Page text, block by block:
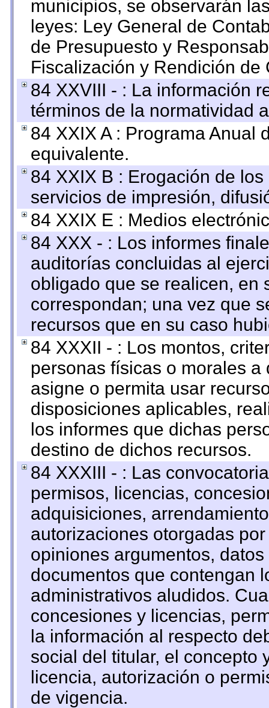
municipios, se observarán
leyes: Ley General de
de Presupuesto y
Fiscalización y Rendición
84 XXVIII - : La información
términos de la normatividad
84 XXIX A : Programa Anual
equivalente.
84 XXIX B : Erogación de
servicios de impresión,
84 XXIX E : Medios
84 XXX - : Los informes
auditorías concluidas al
obligado que se realicen, en
correspondan; una vez que
recursos que en su caso
84 XXXII - : Los montos,
personas físicas o morales
asigne o permita usar
disposiciones aplicables,
los informes que dichas
destino de dichos recursos.
84 XXXIII - : Las
permisos, licencias,
adquisiciones,
autorizaciones otorgadas
opiniones argumentos,
documentos que contengan
administrativos aludidos.
concesiones y licencias,
la información al respecto
social del titular, el concepto
licencia, autorización o
de vigencia.